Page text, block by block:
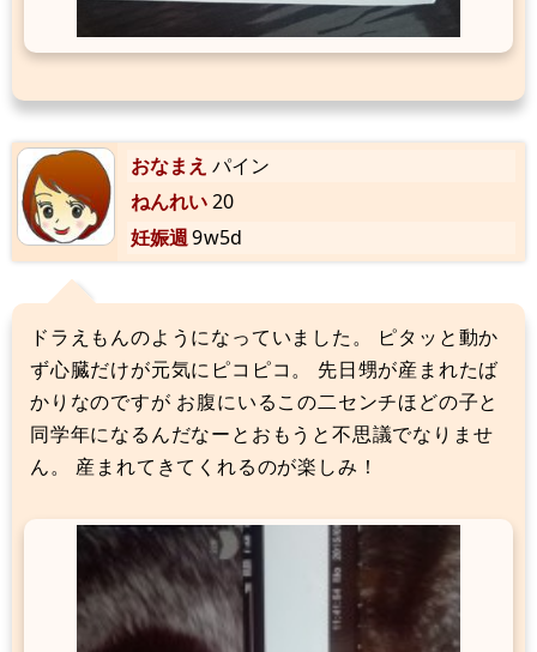
おなまえ パイン
ねんれい20
妊娠週9w5d
ドラえもんのようになっていました。 ピタッと動か
ず心臓だけが元気にピコピコ。 先日甥が産まれたば
かりなのですが お腹にいるこの二センチほどの子と
同学年になるんだなーとおもうと不思議でなりませ
ん。 産まれてきてくれるのが楽しみ！